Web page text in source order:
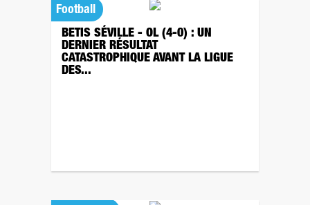
Football
BETIS SÉVILLE - OL (4-0) : UN
DERNIER RÉSULTAT
CATASTROPHIQUE AVANT LA LIGUE
DES...